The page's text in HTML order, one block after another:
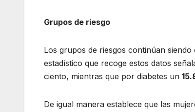
Grupos de riesgo
Los grupos de riesgos continúan
estadístico que recoge estos datos
ciento, mientras que por diabetes un
De igual manera establece que las